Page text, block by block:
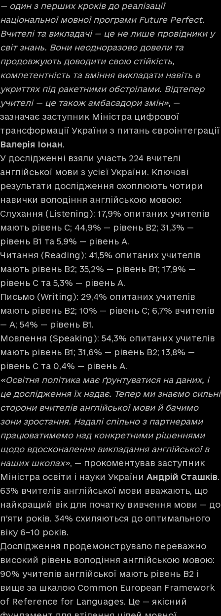
— один з перших кроків до реалізації
національної мовної програми Future Perfect.
Вчителі та викладачі — це не лише провідники у
світ знань. Вони неодноразово довели та
продовжують доводити свою стійкість,
компетентність та вміння викладати навіть в
укриттях під ракетними обстрілами. Відтепер
учителі — це також амбасадори змін», —
зазначає заступник Міністра цифрової
трансформації України з питань євроінтеграції
Валерія Іонан.
У дослідженні взяли участь 224 вчителі
англійської мови з усієї України. Ключові
результати дослідження охоплюють чотири
навички володіння англійською мовою:
Слухання (Listening): 17,9% опитаних учителів
мають рівень С; 44,9% — рівень В2; 31,3% —
рівень В1 та 5,9% — рівень А.
Читання (Reading): 41,5% опитаних учителів
мають рівень В2; 35,2% — рівень В1; 17,9% —
рівень С та 5,3% — рівень А.
Письмо (Writing): 29,4% опитаних учителів
мають рівень В2; 10% — рівень С; 6,7% вчителів
— А; 54% — рівень В1.
Мовлення (Speaking): 54,3% опитаних учителів
мають рівень В1; 31,6% — рівень В2; 13,8% —
рівень С та 0,4% — рівень А.
«Освітня політика має ґрунтуватися на даних, і
це дослідження їх надає. Тепер ми знаємо сильні
сторони вчителів англійської мови й бачимо
зони зростання. Надалі спільно з партнерами
працюватимемо над конкретними рішеннями
щодо вдосконалення викладання англійської в
наших школах», — прокоментував заступник
Міністра освіти і науки України Андрій Сташків.
63% вчителів англійської мови вважають, що
найкращий вік для початку вивчення мови — до
п’яти років. 34% схиляються до оптимального
віку 6–10 років.
Дослідження продемонструвало переважно
високий рівень володіння англійською мовою:
90% учителів англійської мають рівень В2 і
вище за шкалою Common European Framework
of Reference for Languages. Це — якісний